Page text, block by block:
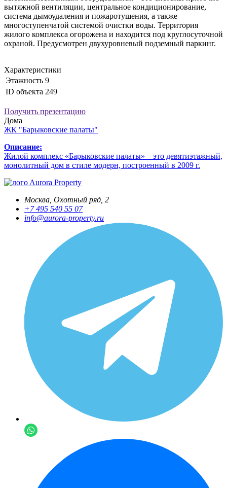
вытяжной вентиляции, центральное кондиционирование,
система дымоудаления и пожаротушения, а также
многоступенчатой системой очистки воды. Территория
жилого комплекса огорожена и находится под круглосуточной
охраной. Предусмотрен двухуровневый подземный паркинг.
Характеристики
Этажность 9
ID объекта 249
Получить презентацию
Дома
ЖК "Барыковские палаты"
Описание:
Жилой комплекс «Барыковские палаты» – это девятиэтажный,
монолитный дом в стиле модерн, построенный в 2009 г.
Aurora Property
Москва, Охотный ряд, 2
+7 495 540 55 07
info@aurora-property.ru